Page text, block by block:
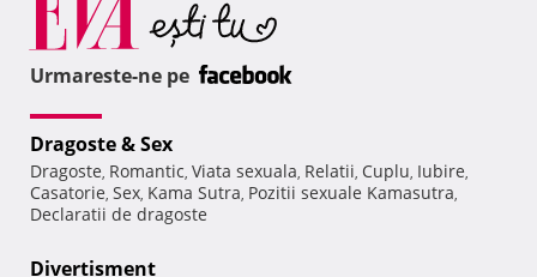
Urmareste-ne pe
Dragoste & Sex
Dragoste, Romantic, Viata sexuala, Relatii, Cuplu, Iubire,
Casatorie, Sex, Kama Sutra, Pozitii sexuale Kamasutra,
Declaratii de dragoste
Divertisment